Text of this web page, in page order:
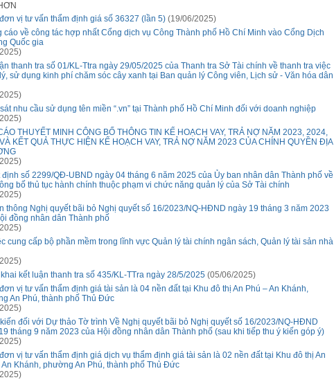
vị tư vấn thẩm định giá số 36327 (lần 5) (19/06/2025)
cáo về công tác hợp nhất Cổng dịch vụ Công Thành phố Hồ Chí Minh vào Cổng Dịch
Quốc gia
thanh tra số 01/KL-Ttra ngày 29/05/2025 của Thanh tra Sở Tài chính về thanh tra việc
sử dụng kinh phí chăm sóc cây xanh tại Ban quản lý Công viên, Lịch sử - Văn hóa dân
nhu cầu sử dụng tên miền “.vn” tại Thành phố Hồ Chí Minh đối với doanh nghiệp
THUYẾT MINH CÔNG BỐ THÔNG TIN KẾ HOẠCH VAY, TRẢ NỢ NĂM 2023, 2024,
KẾT QUẢ THỰC HIỆN KẾ HOẠCH VAY, TRẢ NỢ NĂM 2023 CỦA CHÍNH QUYỀN ĐỊA
định số 2299/QĐ-UBND ngày 04 tháng 6 năm 2025 của Ủy ban nhân dân Thành phố về
bố thủ tục hành chính thuộc phạm vi chức năng quản lý của Sở Tài chính
thông Nghị quyết bãi bỏ Nghị quyết số 16/2023/NQ-HĐND ngày 19 tháng 3 năm 2023
đồng nhân dân Thành phố
cung cấp bộ phần mềm trong lĩnh vực Quản lý tài chính ngân sách, Quản lý tài sản nhà
kết luận thanh tra số 435/KL-TTra ngày 28/5/2025 (05/06/2025)
vị tư vấn thẩm định giá tài sản là 04 nền đất tại Khu đô thị An Phú – An Khánh,
An Phú, thành phố Thủ Đức
kiến đối với Dự thảo Tờ trình Về Nghị quyết bãi bỏ Nghị quyết số 16/2023/NQ-HĐND
tháng 9 năm 2023 của Hội đồng nhân dân Thành phố (sau khi tiếp thu ý kiến góp ý)
vị tư vấn thẩm định giá dịch vụ thẩm định giá tài sản là 02 nền đất tại Khu đô thị An
An Khánh, phường An Phú, thành phố Thủ Đức